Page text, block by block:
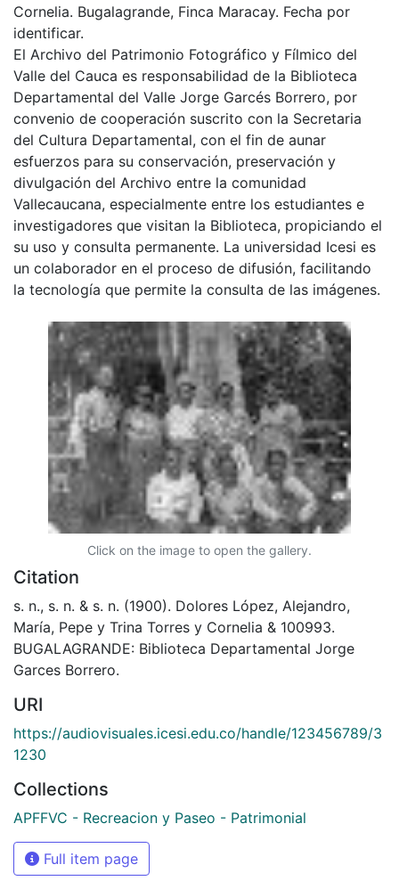
Cornelia. Bugalagrande, Finca Maracay. Fecha por
identificar.
El Archivo del Patrimonio Fotográfico y Fílmico del
Valle del Cauca es responsabilidad de la Biblioteca
Departamental del Valle Jorge Garcés Borrero, por
convenio de cooperación suscrito con la Secretaria
del Cultura Departamental, con el fin de aunar
esfuerzos para su conservación, preservación y
divulgación del Archivo entre la comunidad
Vallecaucana, especialmente entre los estudiantes e
investigadores que visitan la Biblioteca, propiciando el
su uso y consulta permanente. La universidad Icesi es
un colaborador en el proceso de difusión, facilitando
la tecnología que permite la consulta de las imágenes.
Click on the image to open the gallery.
Citation
s. n., s. n. & s. n. (1900). Dolores López, Alejandro,
María, Pepe y Trina Torres y Cornelia & 100993.
BUGALAGRANDE: Biblioteca Departamental Jorge
Garces Borrero.
URI
https://audiovisuales.icesi.edu.co/handle/123456789/3
1230
Collections
APFFVC - Recreacion y Paseo - Patrimonial
Full item page